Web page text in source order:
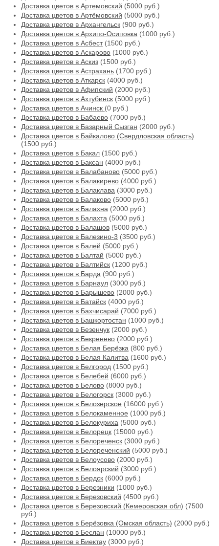
Доставка цветов в Артемовский (5000 руб.)
Доставка цветов в Артёмовский (5000 руб.)
Доставка цветов в Архангельск (900 руб.)
Доставка цветов в Архипо-Осиповка (1000 руб.)
Доставка цветов в Асбест(1500 руб.)
Доставка цветов в Аскарово (1000 руб.)
Доставка цветов в Аскиз (1500 руб.)
Доставка цветов в Астрахань (1700 руб.)
Доставка цветов в Аткарск (4000 руб.)
Доставка цветов в Афипский (2000 руб.)
Доставка цветов в Ахтубинск (5000 руб.)
Доставка цветов в Ачинск (0 руб.)
Доставка цветов в Бабаево (7000 руб.)
Доставка цветов в Базарный Сызган (2000 руб.)
Доставка цветов в Байкалово (Свердловская область)
(1500 руб.)
Доставка цветов в Бакал (1500 руб.)
Доставка цветов в Баксан (4000 руб.)
Доставка цветов в Балабаново (5000 руб.)
Доставка цветов в Балакирево (4000 руб.)
Доставка цветов в Балаклава (3000 руб.)
Доставка цветов в Балаково (5000 руб.)
Доставка цветов в Балахна (2000 руб.)
Доставка цветов в Балахта (5000 руб.)
Доставка цветов в Балашов (5000 руб.)
Доставка цветов в Балезино-3 (3500 руб.)
Доставка цветов в Балей (5000 руб.)
Доставка цветов в Балтай (5000 руб.)
Доставка цветов в Балтийск (1200 руб.)
Доставка цветов в Барда (900 руб.)
Доставка цветов в Барнаул (3000 руб.)
Доставка цветов в Барышево (2000 руб.)
Доставка цветов в Батайск (4000 руб.)
Доставка цветов в Бахчисарай (7000 руб.)
Доставка цветов в Башкортостан (1000 руб.)
Доставка цветов в Безенчук (2000 руб.)
Доставка цветов в Бекренево (2000 руб.)
Доставка цветов в Белая Берёзка (800 руб.)
Доставка цветов в Белая Калитва (1600 руб.)
Доставка цветов в Белгород (1500 руб.)
Доставка цветов в Белебей (6000 руб.)
Доставка цветов в Белово (8000 руб.)
Доставка цветов в Белогорск (3000 руб.)
Доставка цветов в Белозерское (16000 руб.)
Доставка цветов в Белокаменное (1000 руб.)
Доставка цветов в Белокуриха (5000 руб.)
Доставка цветов в Белорецк (15000 руб.)
Доставка цветов в Белореченск (3000 руб.)
Доставка цветов в Белореченский (5000 руб.)
Доставка цветов в Белоусово (2000 руб.)
Доставка цветов в Белоярский (3000 руб.)
Доставка цветов в Бердск (6000 руб.)
Доставка цветов в Березники (1000 руб.)
Доставка цветов в Березовский (4500 руб.)
Доставка цветов в Березовский (Кемеровская обл) (7500
руб.)
Доставка цветов в Берёзовка (Омская область) (2000 руб.)
Доставка цветов в Беслан (10000 руб.)
Доставка цветов в Биектау (3000 руб.)